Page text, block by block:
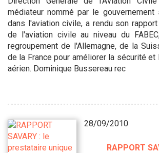
médiateur nommé par le
dans l'aviation civile, a rendu son
de l'aviation civile au niveau du
regroupement de l'Allemagne, de la
de la France pour améliorer la sécurité
aérien. Dominique Bussereau rec
28/09/2010
RAPPORT